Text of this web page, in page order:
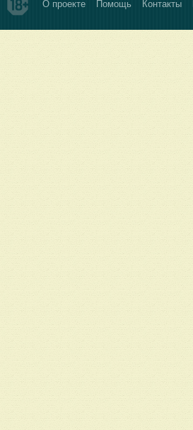
О проекте Помощь Контакты